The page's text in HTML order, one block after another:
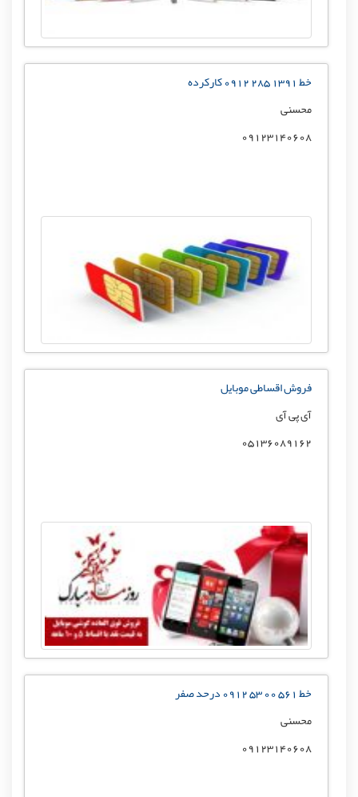
خط 1391 285 0912 کارکرده
محسنی
09123140608
فروش اقساطی موبایل
آی پی آی
05136089162
خط 561 00 53 0912 درحد صفر
محسنی
09123140608